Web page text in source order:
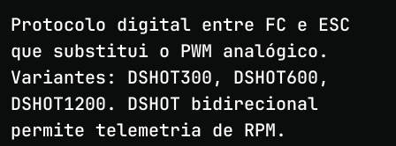
Protocolo digital entre FC e ESC
que substitui o PWM analógico.
Variantes: DSHOT300, DSHOT600,
DSHOT1200. DSHOT bidirecional
permite telemetria de RPM.